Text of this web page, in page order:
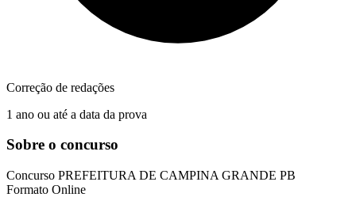
Correção de redações
1 ano ou até a data da prova
Sobre o concurso
Concurso PREFEITURA DE CAMPINA GRANDE PB
Formato Online